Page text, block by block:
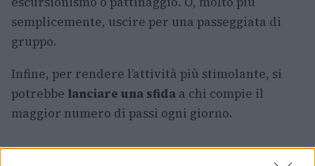
semplicemente, uscire per una passeggiata di
gruppo.
Infine, per rendere l’attività più stimolante, si
potrebbe lanciare una sfida a chi compie il
maggior numero di passi ogni giorno.